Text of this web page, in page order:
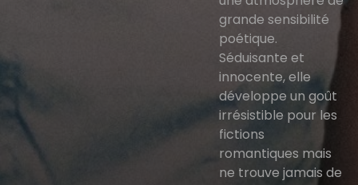
grande sensibilité
poétique.
Séduisante et
innocente, elle
développe un goût
irrésistible pour les
fictions
romantiques mais
ne trouve jamais de